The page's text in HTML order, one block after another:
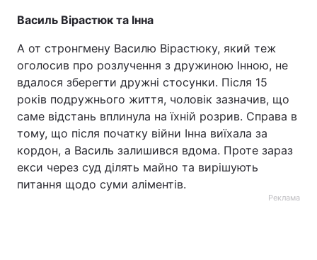
Василь Вірастюк та Інна
А от стронгмену Василю Вірастюку, який теж
оголосив про розлучення з дружиною Інною, не
вдалося зберегти дружні стосунки. Після 15
років подружнього життя, чоловік зазначив, що
саме відстань вплинула на їхній розрив. Справа в
тому, що після початку війни Інна виїхала за
кордон, а Василь залишився вдома. Проте зараз
екси через суд ділять майно та вирішують
питання щодо суми аліментів.
Реклама